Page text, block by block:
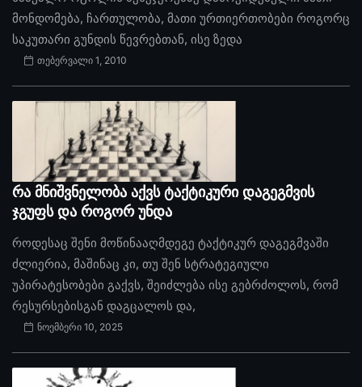
მონდომება, ჩართულობა, მათი ურთიერთობები როგორც
საკუთარი გუნდის წევრებთან, ისე ზედა
თებერვალი 1, 2010
რა მნიშვნელობა აქვს ტაქტიკური დაგეგმვის
ჯგუფს და როგორ უნდა
როდესაც შენი მოწინააღმდეგე ტაქტიკურ დაგეგმვაში
ძლიერია, მაშინაც კი, თუ შენ სტრატეგიული
უპირატესობები გაქვს, შეიძლება ისე გებრძოლოს, რომ
რესურსებისგან დაგცალოს და,
ნოემბერი 10, 2025